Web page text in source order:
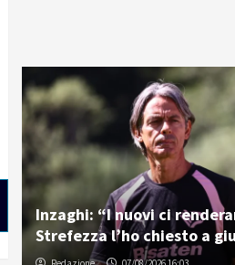
Inzaghi: “I nuovi ci
Strefezza l’ho chiesto a